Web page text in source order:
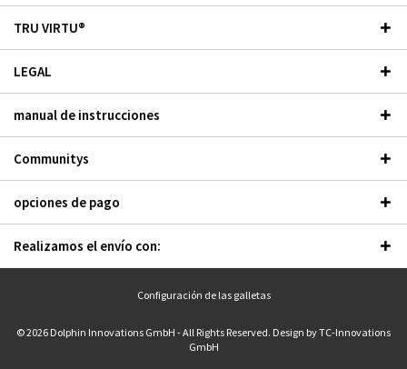
TRU VIRTU®
LEGAL
manual de instrucciones
Communitys
opciones de pago
Realizamos el envío con:
Configuración de las galletas
© 2026 Dolphin Innovations GmbH - All Rights Reserved. Design byTC-Innovations
GmbH